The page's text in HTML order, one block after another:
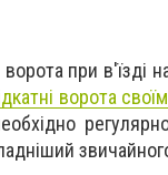
при в'їзді
ворота